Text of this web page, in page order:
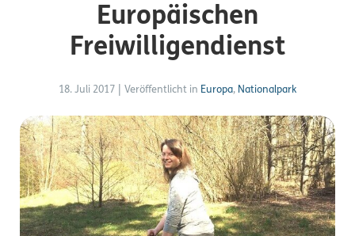
Europäischen
Freiwilligendienst
18. Juli 2017 Veröffentlicht in Europa, Nationalpark